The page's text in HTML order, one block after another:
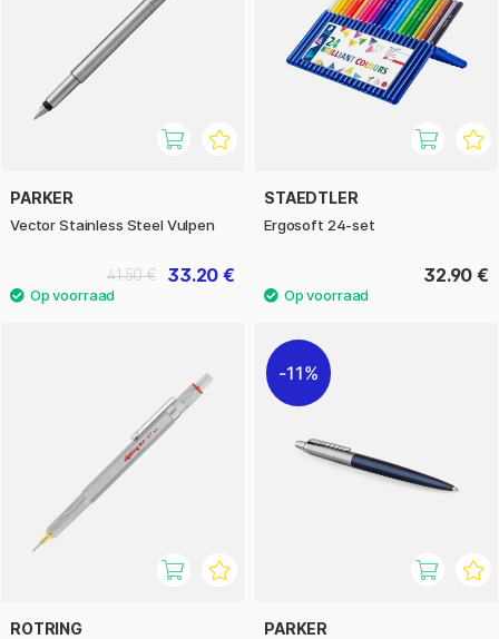
PARKER
Vector Stainless Steel Vulpen
33.20 €
41.50 €
STAEDTLER
Ergosoft 24-set
32.90 €
ROTRING
11%
PARKER